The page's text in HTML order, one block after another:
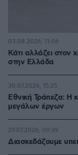
Κάτι αλλάζει στον
στην Ελλάδα
03.08.2026, 11:06
Εθνική Τράπεζα: Η
μεγάλων έργων
30.07.2026, 15:25
Διασκεδάζουμε
29.07.2026, 09:39